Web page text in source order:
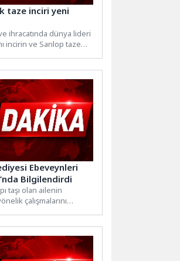
taze inciri yeni
ihracatında dünya lideri
incirin ve Sarılop taze
Ebeveynleri
Bilgilendirdi
taşı olan ailenin
çalışmalarını